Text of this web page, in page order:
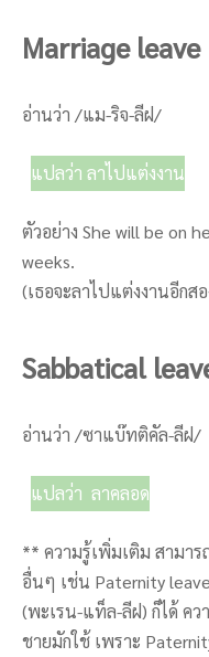
Marriage leave
อ่านว่า /แม-ริจ-ลีฝ/
แปลว่า ลาไปแต่งงาน
ตัวอย่าง She will be on
weeks.
(เธอจะลาไปแต่งงานอีกส
Sabbatical
อ่านว่า /ซาแบ๊ทติคัล-ลีฝ/
แปลว่า ลาคลอด
** ความรู้เพิ่มเติม สามา
อื่นๆ เช่น Paternity
(พะเรน-แท็ล-ลีฝ) ก็ได้ ค
ชายมักใช้ เพราะ